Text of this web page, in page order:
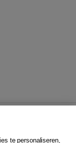
te personaliseren,